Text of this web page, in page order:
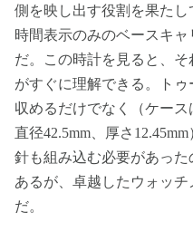
側を映し出す役割を果たし
時間表示のみのベースキ
だ。この時計を見ると、
がすぐに理解できる。ト
収めるだけでなく（ケー
直径42.5mm、厚さ
針も組み込む必要があっ
あるが、卓越したウォッ
だ。